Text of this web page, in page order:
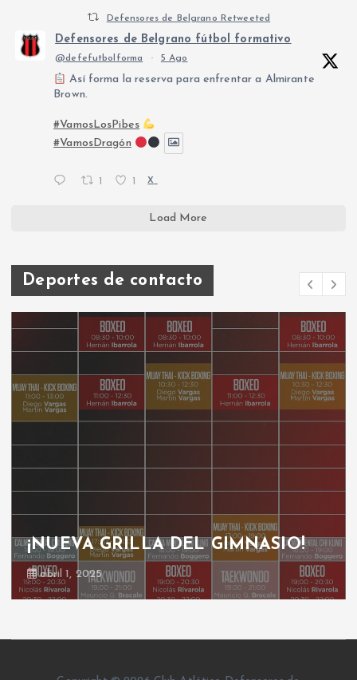
Defensores de Belgrano Retweeted
Defensores de Belgrano fútbol formativo
@defefutbolforma · 5 Ago
Así forma la reserva para enfrentar a Almirante
Brown.
#VamosLosPibes
#VamosDragón
1 1 X
Load More
Deportes de contacto
GRILLA GIMNASIO
octubre 30, 2024